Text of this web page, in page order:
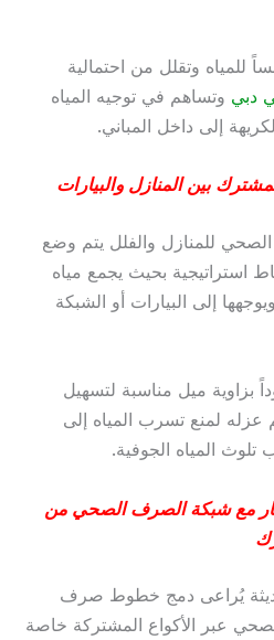
للمياه وتقلل من احتمالية
دبي وتساهم في توجيه المياه
إلى داخل المباني.
بين المنازل والبيارات
للمنازل والفلل يتم وضع
بحيث يجمع مياه
إلى البيارات أو الشبكة
بزاوية ميل مناسبة لتسهيل
عزله لمنع تسرب المياه إلى
تلوث المياه الجوفية.
مع شبكة الصرف الصحي من
يُراعى دمج خطوط صرف
عبر الأكواع المشتركة خاصة